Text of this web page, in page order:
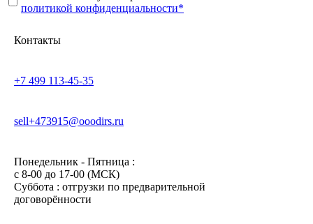
политикой конфиденциальности*
Контакты
+7 499 113-45-35
sell+473915@ooodirs.ru
Понедельник - Пятница :
c 8-00 до 17-00 (МСК)
Суббота : отгрузки по предварительной
договорённости